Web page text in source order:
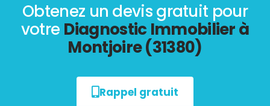
Obtenez un devis gratuit pour
votre Diagnostic Immobilier à
Montjoire (31380)
Rappel gratuit